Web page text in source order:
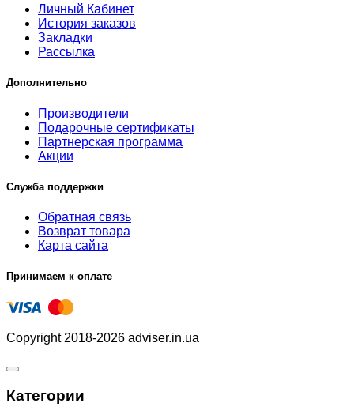
Личный Кабинет
История заказов
Закладки
Рассылка
Дополнительно
Производители
Подарочные сертификаты
Партнерская программа
Акции
Служба поддержки
Обратная связь
Возврат товара
Карта сайта
Принимаем к оплате
Copyright 2018-2026 adviser.in.ua
Категории